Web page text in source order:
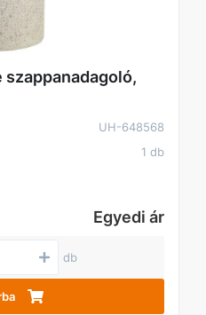
szappanadagoló,
UH-648568
1 db
Egyedi ár
db